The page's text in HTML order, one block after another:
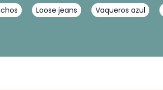
Loose jeans Vaqueros azul